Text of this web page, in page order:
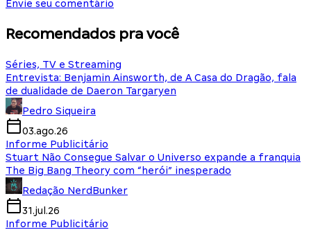
Envie seu comentário
Recomendados pra você
Séries, TV e Streaming
Entrevista: Benjamin Ainsworth, de A Casa do Dragão, fala
de dualidade de Daeron Targaryen
Pedro Siqueira
03.ago.26
Informe Publicitário
Stuart Não Consegue Salvar o Universo expande a franquia
The Big Bang Theory com “herói” inesperado
Redação NerdBunker
31.jul.26
Informe Publicitário